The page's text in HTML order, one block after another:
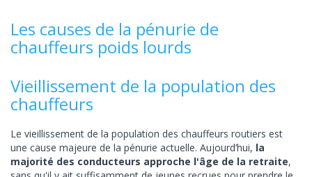
Les causes de la pénurie de
chauffeurs poids lourds
Vieillissement de la population des
chauffeurs
Le vieillissement de la population des chauffeurs routiers est
une cause majeure de la pénurie actuelle. Aujourd’hui, la
majorité des conducteurs approche l'âge de la retraite,